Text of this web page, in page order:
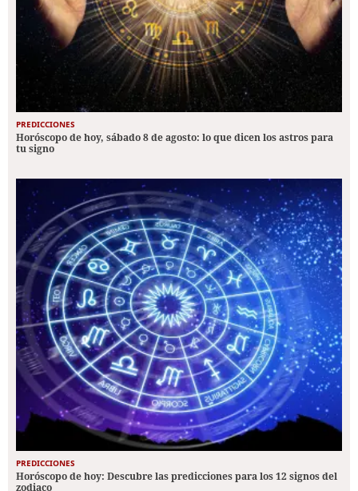
PREDICCIONES
Horóscopo de hoy, sábado 8 de agosto: lo que dicen los astros para
tu signo
PREDICCIONES
Horóscopo de hoy: Descubre las predicciones para los 12 signos del
zodiaco